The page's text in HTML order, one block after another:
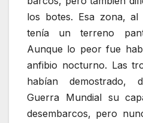
los botes. Esa zona,
tenía un terreno
Aunque lo peor fue
anfibio nocturno. Las
habían demostrado,
Guerra Mundial su
desembarcos, pero